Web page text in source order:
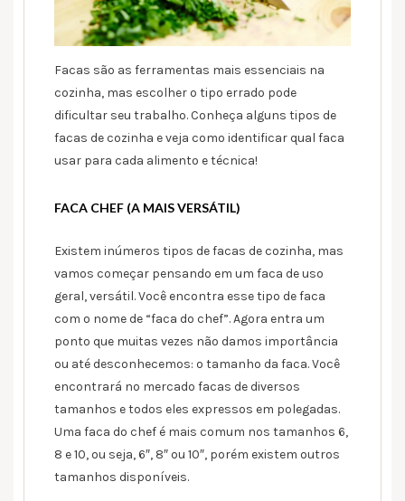
Facas são as ferramentas mais essenciais na
cozinha, mas escolher o tipo errado pode
dificultar seu trabalho. Conheça alguns tipos de
facas de cozinha e veja como identificar qual faca
usar para cada alimento e técnica!
FACA CHEF (A MAIS VERSÁTIL)
Existem inúmeros tipos de facas de cozinha, mas
vamos começar pensando em um faca de uso
geral, versátil. Você encontra esse tipo de faca
com o nome de “faca do chef”. Agora entra um
ponto que muitas vezes não damos importância
ou até desconhecemos: o tamanho da faca. Você
encontrará no mercado facas de diversos
tamanhos e todos eles expressos em polegadas.
Uma faca do chef é mais comum nos tamanhos 6,
8 e 10, ou seja, 6″, 8″ ou 10″, porém existem outros
tamanhos disponíveis.